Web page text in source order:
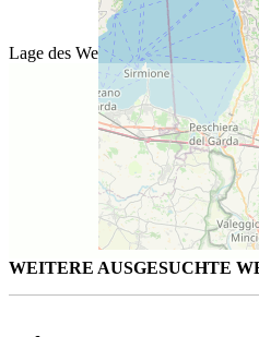
Lage des Weinguts
WEITERE AUSGESUCHTE